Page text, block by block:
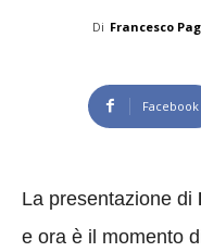
Di Francesco
Facebook
La presentazione di
e ora è il momento